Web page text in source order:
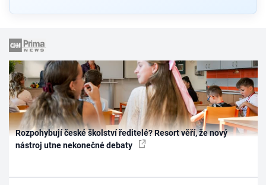
Rozpohybují české školství ředitelé? Resort věří, že nový
nástroj utne nekonečné debaty